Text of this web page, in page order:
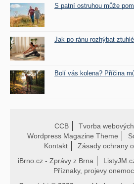
S patní ostruhou může
Jak po ránu rozhýbat
Bolí vás kolena? Příčina
CCB
Tvorba
Wordpress Magazine Theme
Kontakt
Zásady ochrany
iBrno.cz - Zprávy z Brna
Příznaky, projevy